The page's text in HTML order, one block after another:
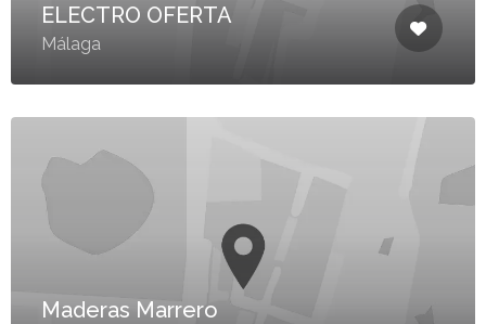
ELECTRO OFERTA
Málaga
Maderas Marrero